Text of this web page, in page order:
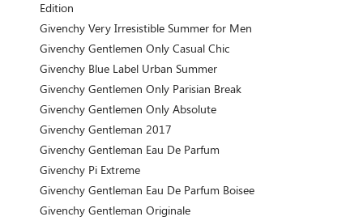
Edition
Givenchy Very Irresistible Summer for Men
Givenchy Gentlemen Only Casual Chic
Givenchy Blue Label Urban Summer
Givenchy Gentlemen Only Parisian Break
Givenchy Gentlemen Only Absolute
Givenchy Gentleman 2017
Givenchy Gentleman Eau De Parfum
Givenchy Pi Extreme
Givenchy Gentleman Eau De Parfum Boisee
Givenchy Gentleman Originale